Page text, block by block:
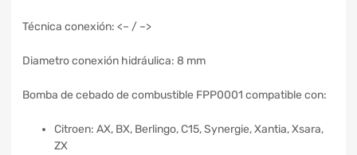
Técnica conexión: <– / –>
Diametro conexión hidráulica: 8 mm
Bomba de cebado de combustible FPP0001 compatible con:
Citroen: AX, BX, Berlingo, C15, Synergie, Xantia, Xsara,
ZX